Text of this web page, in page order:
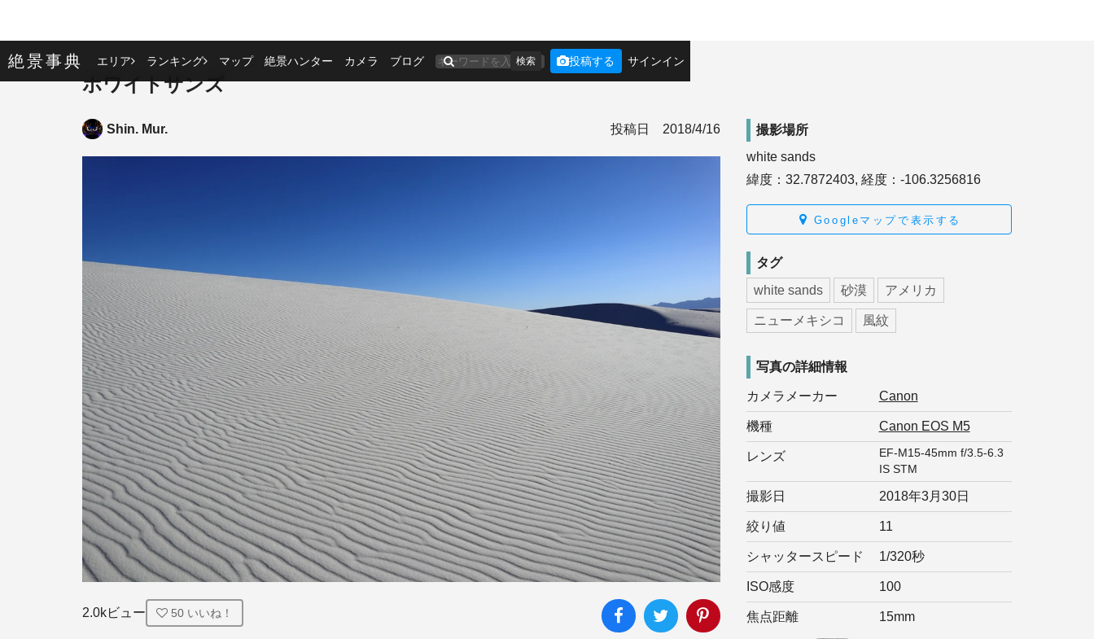
絶景事典 エリア ランキング マップ 絶景ハンター カメラ ブログ 検索 投稿する サインイン
ホワイトサンズ
Shin. Mur. 投稿日 2018/4/16
2.0kビュー 50いいね！
撮影場所
white sands
緯度：32.7872403, 経度：-106.3256816
Googleマップで表示する
タグ
white sands 砂漠 アメリカ
ニューメキシコ 風紋
写真の詳細情報
カメラメーカー Canon
機種 Canon EOS M5
レンズ
EF-M15-45mm f/3.5-6.3
IS STM
撮影日 2018年3月30日
絞り値 11
シャッタースピード 1/320秒
ISO感度 100
焦点距離 15mm